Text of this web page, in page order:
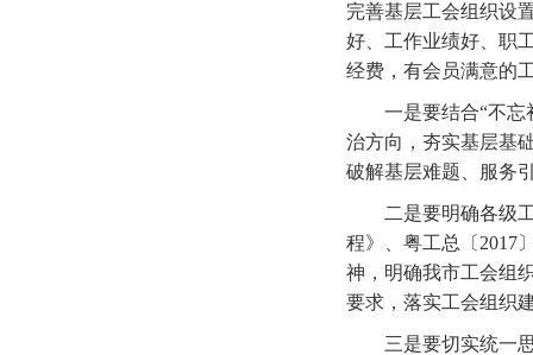
完善基层工会组织设
好、工作业绩好、职
经费，有会员满意的
一是要结合“不忘初
治方向，夯实基层基
破解基层难题、服务
二是要明确各级工
程》、粤工总〔2017
神，明确我市工会组
要求，落实工会组织
三是要切实统一思